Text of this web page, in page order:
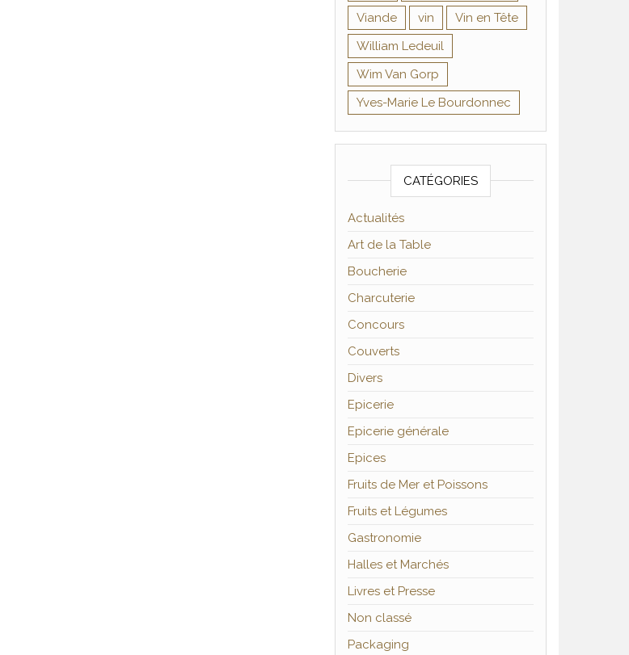
Viande
vin
Vin en Tête
William Ledeuil
Wim Van Gorp
Yves-Marie Le Bourdonnec
CATÉGORIES
Actualités
Art de la Table
Boucherie
Charcuterie
Concours
Couverts
Divers
Epicerie
Epicerie générale
Epices
Fruits de Mer et Poissons
Fruits et Légumes
Gastronomie
Halles et Marchés
Livres et Presse
Non classé
Packaging